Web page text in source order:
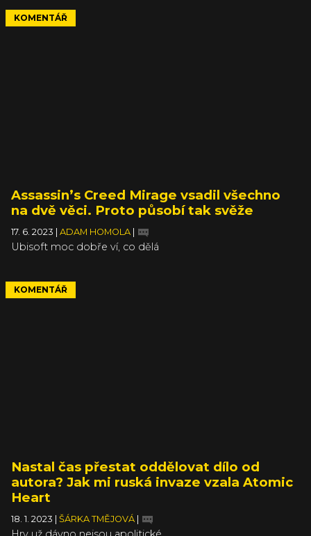
KOMENTÁŘ
Assassin’s Creed Mirage vsadil všechno
na dvě věci. Proto působí tak svěže
17. 6. 2023 ADAM HOMOLA
Ubisoft moc dobře ví, co dělá
KOMENTÁŘ
Nastal čas přestat oddělovat dílo od
autora? Jak mi ruská invaze vzala Atomic
Heart
18. 1. 2023 ŠÁRKA TMĚJOVÁ